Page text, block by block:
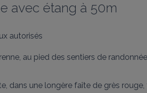
avec étang à 50m
autorisés
au pied des sentiers de
dans une longère faîte de grès